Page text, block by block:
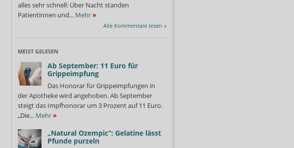
alles sehr schnell: Über Nacht standen
Patientinnen und... Mehr»
Alle Kommentare lesen »
MEIST GELESEN
Ab September: 11 Euro für
Grippeimpfung
Das Honorar für Grippeimpfungen in
der Apotheke wird angehoben. Ab September
steigt das Impfhonorar um 3 Prozent auf 11 Euro.
„Die... Mehr»
„Natural Ozempic“: Gelatine lässt
Pfunde purzeln